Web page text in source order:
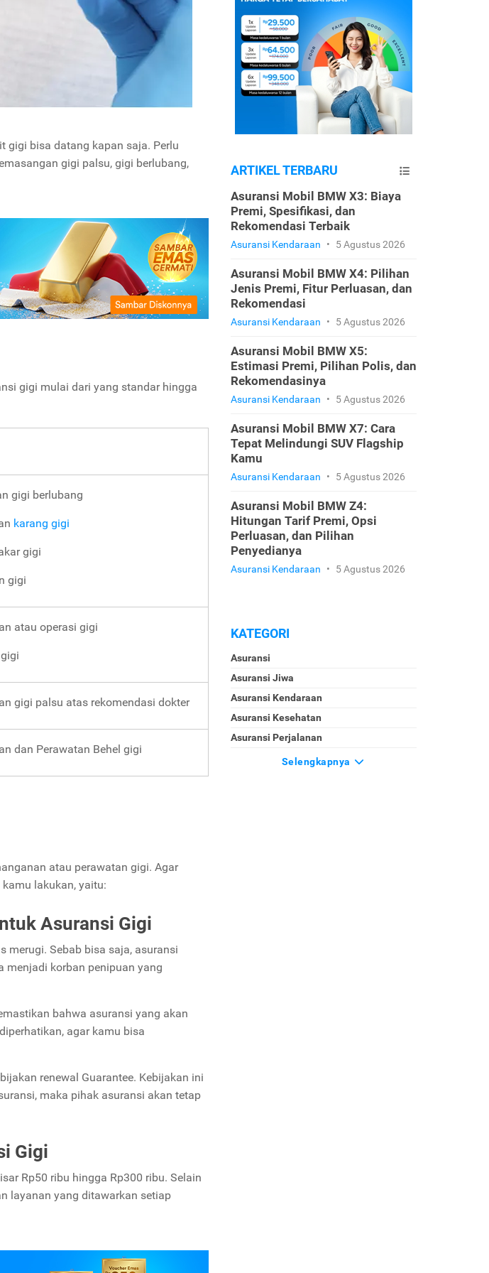
gigi bisa datang kapan saja. Perlu
gigi palsu, gigi berlubang,
gigi mulai dari yang standar hingga
berlubang
karang gigi
gigi
gigi
atau operasi gigi
palsu atas rekomendasi dokter
Perawatan Behel gigi
atau perawatan gigi. Agar
lakukan, yaitu:
Asuransi Gigi
merugi. Sebab bisa saja, asuransi
menjadi korban penipuan yang
bahwa asuransi yang akan
agar kamu bisa
renewal Guarantee. Kebijakan ini
maka pihak asuransi akan tetap
Gigi
Rp50 ribu hingga Rp300 ribu. Selain
layanan yang ditawarkan setiap
ARTIKEL TERBARU
Asuransi Mobil BMW X3: Biaya
Premi, Spesifikasi, dan
Rekomendasi Terbaik
Asuransi Kendaraan • 5 Agustus 2026
Asuransi Mobil BMW X4: Pilihan
Jenis Premi, Fitur Perluasan, dan
Rekomendasi
Asuransi Kendaraan • 5 Agustus 2026
Asuransi Mobil BMW X5:
Estimasi Premi, Pilihan Polis, dan
Rekomendasinya
Asuransi Kendaraan • 5 Agustus 2026
Asuransi Mobil BMW X7: Cara
Tepat Melindungi SUV Flagship
Kamu
Asuransi Kendaraan • 5 Agustus 2026
Asuransi Mobil BMW Z4:
Hitungan Tarif Premi, Opsi
Perluasan, dan Pilihan
Penyedianya
Asuransi Kendaraan • 5 Agustus 2026
KATEGORI
Asuransi
Asuransi Jiwa
Asuransi Kendaraan
Asuransi Kesehatan
Asuransi Perjalanan
Selengkapnya